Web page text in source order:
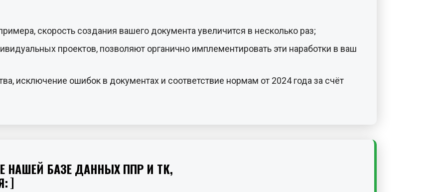
скорость создания вашего документа увеличится в несколько раз;
проектов, позволяют органично имплементировать эти наработки в ваш
исключение ошибок в документах и соответствие нормам от 2024 года за счёт
БАЗЕ ДАННЫХ ППР И ТК,